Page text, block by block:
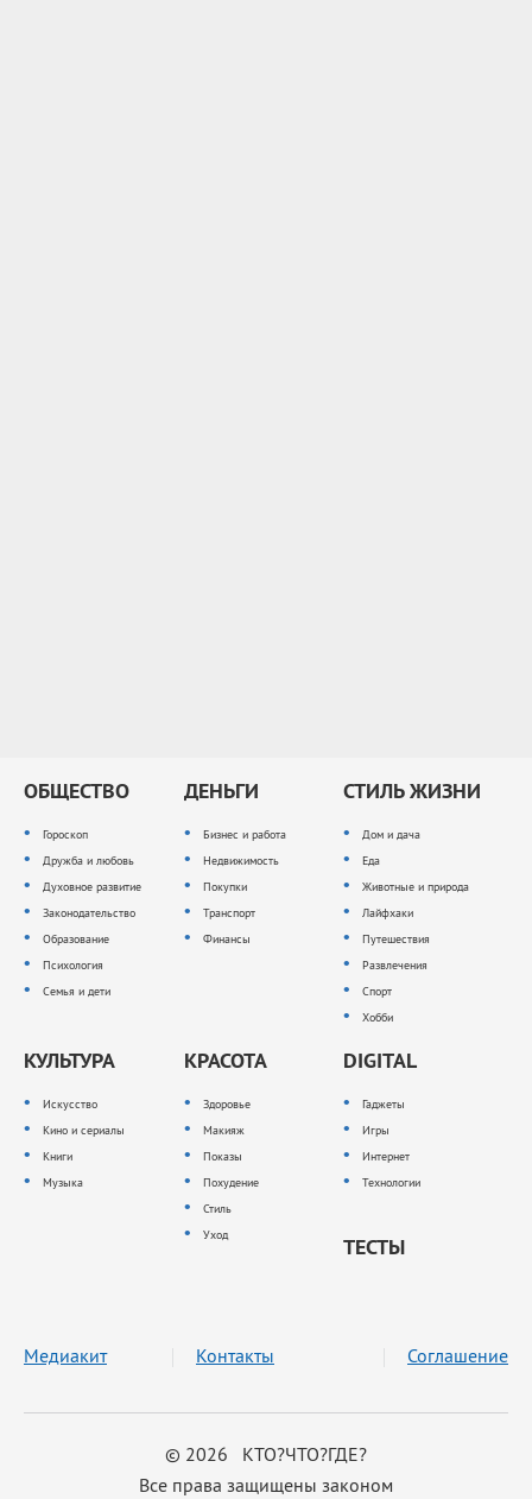
ОБЩЕСТВО
Гороскоп
Дружба и любовь
Духовное развитие
Законодательство
Образование
Психология
Семья и дети
ДЕНЬГИ
Бизнес и работа
Недвижимость
Покупки
Транспорт
Финансы
СТИЛЬ ЖИЗНИ
Дом и дача
Еда
Животные и природа
Лайфхаки
Путешествия
Развлечения
Спорт
Хобби
КУЛЬТУРА
Искусство
Кино и сериалы
Книги
Музыка
КРАСОТА
Здоровье
Макияж
Показы
Похудение
Стиль
Уход
DIGITAL
Гаджеты
Игры
Интернет
Технологии
ТЕСТЫ
© 2026 КТО?ЧТО?ГДЕ?
Все права защищены законом
Медиакит Контакты Соглашение